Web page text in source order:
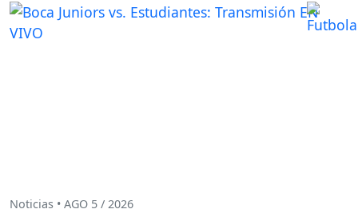
Noticias • AGO 5 / 2026